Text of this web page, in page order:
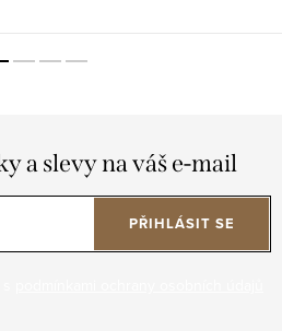
a slevy na váš e-mail
PŘIHLÁSIT SE